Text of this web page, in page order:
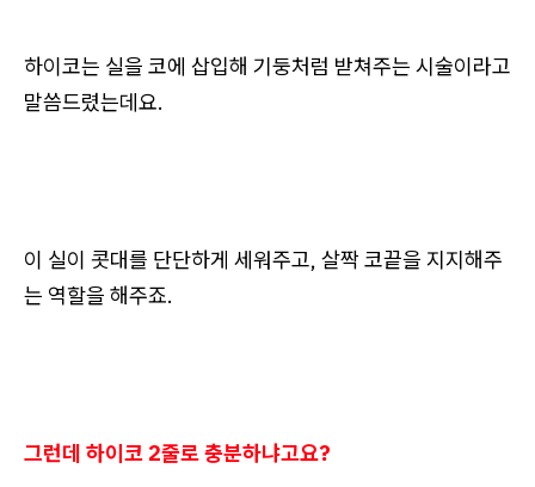
하이코는 실을 코에 삽입해 기둥처럼 받쳐주는 시술이라고
말씀드렸는데요.
이 실이 콧대를 단단하게 세워주고, 살짝 코끝을 지지해주
는 역할을 해주죠.
그런데 하이코 2줄로 충분하냐고요?